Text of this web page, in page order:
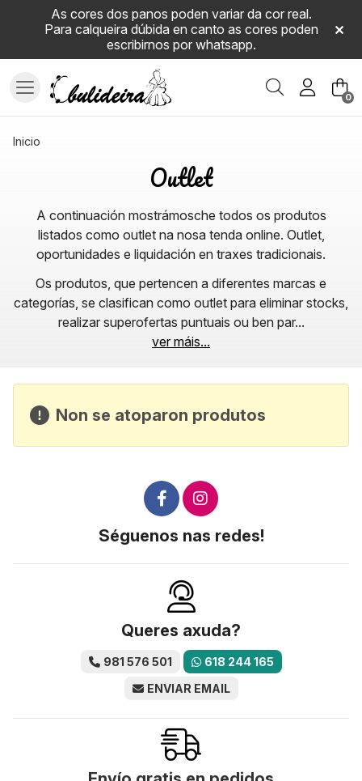
As cores dos panos poden variar da cor real.
Para calqueira dúbida en canto as cores poden
escribirnos por whatsapp.
Buscar 0
inicio
Outlet
A continuación mostrámosche todos os produtos
listados como outlet na nosa tenda online. Outlet,
oportunidades e liquidación en traxes tradicionais.
Os produtos, que pertencen a diferentes marcas e
categorías, se clasifican como outlet para eliminar stocks,
realizar superofertas puntuais ou ben par...
ver máis...
Non se atoparon produtos
Séguenos nas redes!
Queres axuda?
981 576 501
618 244 165
ENVIAR EMAIL